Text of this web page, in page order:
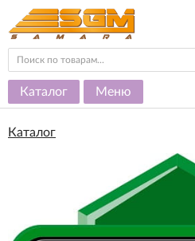
Каталог Меню
Каталог